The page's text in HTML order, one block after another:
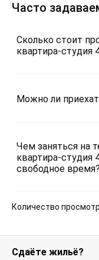
Часто
Сколько стоит
квартира-студия
Можно ли
Чем заняться на
квартира-студия
свободное время?
Количество
Сдаёте жильё?